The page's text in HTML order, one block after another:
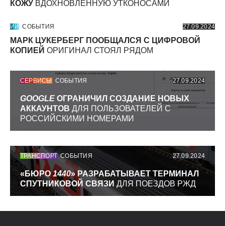
КОЖУ ВДОХНОВЛЕННУЮ УТКОНОСАМИ
ИИ СОБЫТИЯ 27.09.2024
МАРК ЦУКЕРБЕРГ ПООБЩАЛСЯ С ЦИФРОВОЙ
КОПИЕЙ ОРИГИНАЛ СТОЯЛ РЯДОМ
СЕРВИСЫ СОБЫТИЯ 27.09.2024
GOOGLE ОГРАНИЧИЛ СОЗДАНИЕ НОВЫХ
АККАУНТОВ ДЛЯ ПОЛЬЗОВАТЕЛЕЙ С
РОССИЙСКИМИ НОМЕРАМИ
ТРАНСПОРТ СОБЫТИЯ 27.09.2024
«БЮРО1440» РАЗРАБАТЫВАЕТ ТЕРМИНАЛ
СПУТНИКОВОЙ СВЯЗИ ДЛЯ ПОЕЗДОВ РЖД